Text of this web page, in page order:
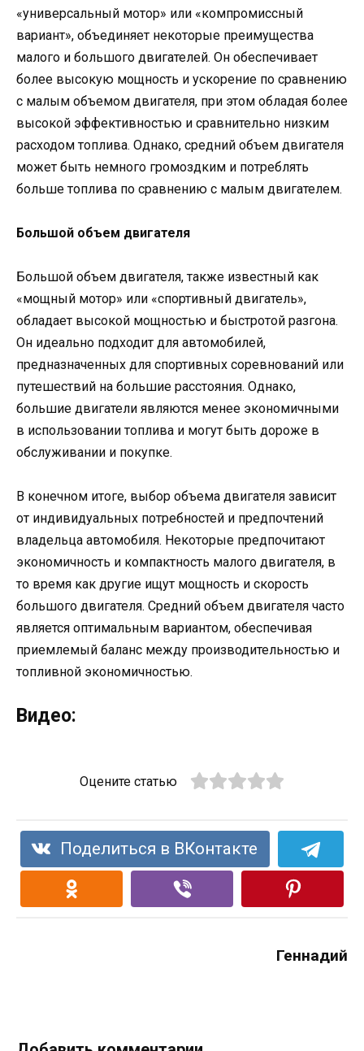
«универсальный мотор» или «компромиссный
вариант», объединяет некоторые преимущества
малого и большого двигателей. Он обеспечивает
более высокую мощность и ускорение по сравнению
с малым объемом двигателя, при этом обладая более
высокой эффективностью и сравнительно низким
расходом топлива. Однако, средний объем двигателя
может быть немного громоздким и потреблять
больше топлива по сравнению с малым двигателем.
Большой объем двигателя
Большой объем двигателя, также известный как
«мощный мотор» или «спортивный двигатель»,
обладает высокой мощностью и быстротой разгона.
Он идеально подходит для автомобилей,
предназначенных для спортивных соревнований или
путешествий на большие расстояния. Однако,
большие двигатели являются менее экономичными
в использовании топлива и могут быть дороже в
обслуживании и покупке.
В конечном итоге, выбор объема двигателя зависит
от индивидуальных потребностей и предпочтений
владельца автомобиля. Некоторые предпочитают
экономичность и компактность малого двигателя, в
то время как другие ищут мощность и скорость
большого двигателя. Средний объем двигателя часто
является оптимальным вариантом, обеспечивая
приемлемый баланс между производительностью и
топливной экономичностью.
Видео:
Оцените статью
Поделиться в ВКонтакте
Геннадий